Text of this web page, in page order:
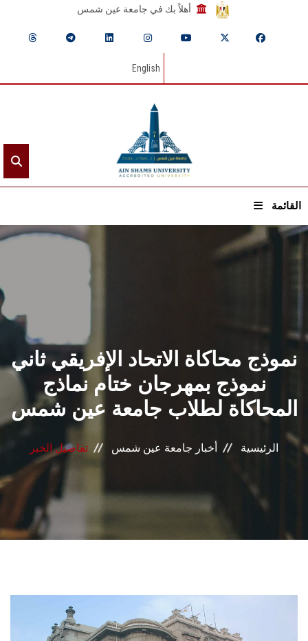
أهلاً بك في جامعة عين شمس
English
القائمة
الرئيسيـة
القطاعـات
الشئون الأكاديمية
البحث العلمي
المراكز والوحدات
الأنظمة الذكية
نموذج محاكاة الاتحاد الإفريقي ثاني
نموذج بمهرجان ختام نماذج
المحاكاة لطلاب جامعة عين شمس
الرئيسية أخبار جامعة عين شمس تفاصيل الخبر